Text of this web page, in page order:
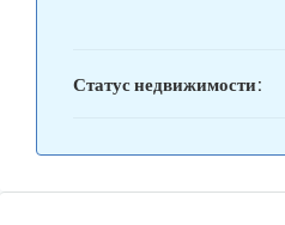
Статус недвижимости: